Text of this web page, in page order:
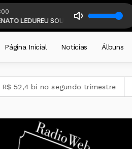
SOU DO SUL SEM FRONTEIRAS -
Página Inicial Notícias Álbuns
trimestre STF